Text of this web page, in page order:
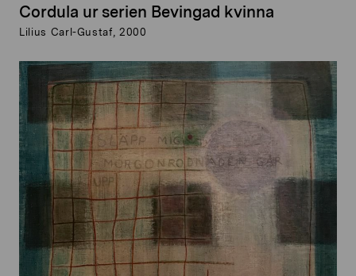
Cordula ur serien Bevingad kvinna
Lilius Carl-Gustaf, 2000